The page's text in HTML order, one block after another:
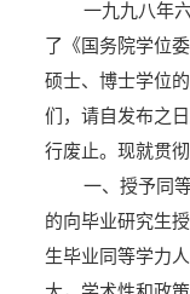
一九九八年
了《国务院学位
硕士、博士学位
们，请自发布之
行废止。现就贯
一、授予同
的向毕业研究生
生毕业同等学力